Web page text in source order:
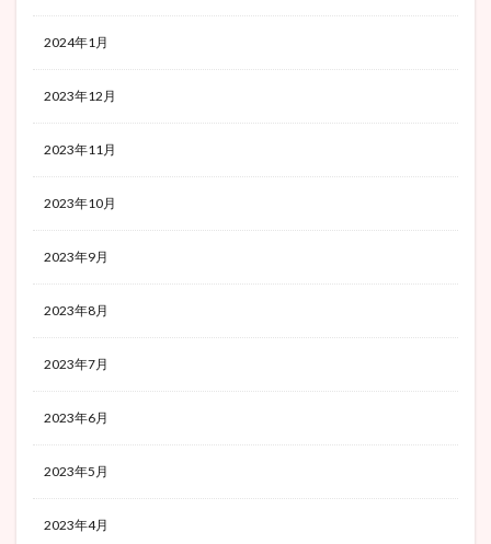
2024年1月
2023年12月
2023年11月
2023年10月
2023年9月
2023年8月
2023年7月
2023年6月
2023年5月
2023年4月